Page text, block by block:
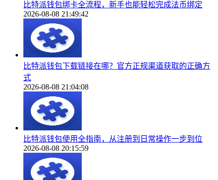
比特派钱包绑卡全流程，新手也能轻松完成法币绑定
2026-08-08 21:49:42
比特派钱包下载链接在哪？官方正规渠道获取的正确方
式
2026-08-08 21:04:08
比特派钱包使用全指南，从注册到日常操作一步到位
2026-08-08 20:15:59